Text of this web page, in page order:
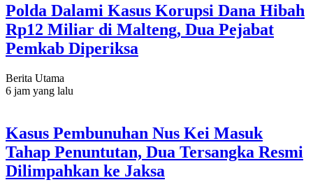
Polda Dalami Kasus Korupsi Dana Hibah
Rp12 Miliar di Malteng, Dua Pejabat
Pemkab Diperiksa
Berita Utama
6 jam yang lalu
Kasus Pembunuhan Nus Kei Masuk
Tahap Penuntutan, Dua Tersangka Resmi
Dilimpahkan ke Jaksa